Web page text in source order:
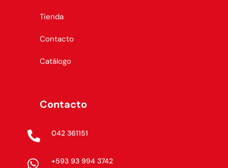
Tienda
Contacto
Catálogo
Contacto
 042 361151
 +593 93 994 3742